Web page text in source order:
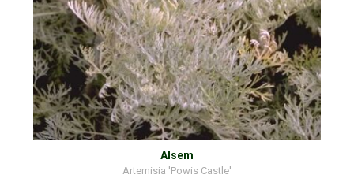
Alsem
Artemisia 'Powis Castle'